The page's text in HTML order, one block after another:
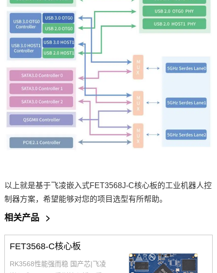
以上就是基于飞凌嵌入式FET3568J-C核心板的工业机器人控
制器方案，希望能够对您的项目选型有所帮助。
相关产品 >
FET3568-C核心板
RK3568性能强而稳 国产芯|飞凌